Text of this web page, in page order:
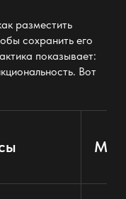
разместить
сохранить его
показывает:
. Вот